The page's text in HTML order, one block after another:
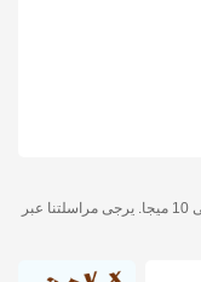
(يمكنك تحميل ستة ملفات وهذه الملفات بحد أقصى 10 ميجا. يرجى مراسلتنا عبر